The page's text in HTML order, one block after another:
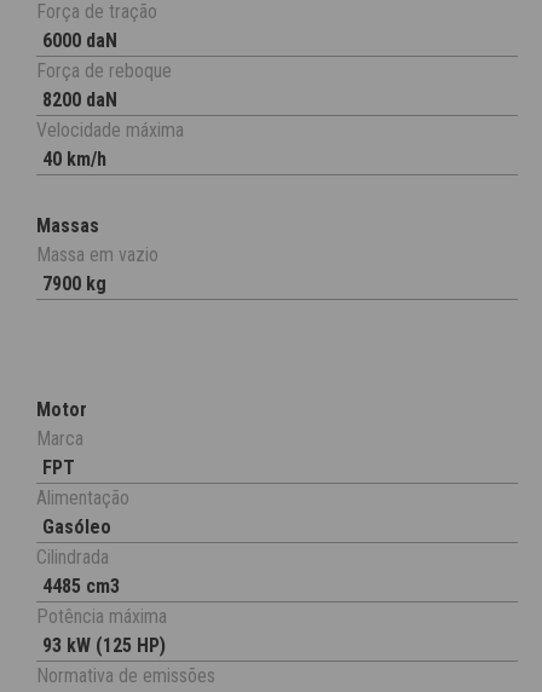
Força de tração
6000 daN
Força de reboque
8200 daN
Velocidade máxima
40 km/h
Massas
Massa em vazio
7900 kg
Motor
Marca
FPT
Alimentação
Gasóleo
Cilindrada
4485 cm3
Potência máxima
93 kW (125 HP)
Normativa de emissões